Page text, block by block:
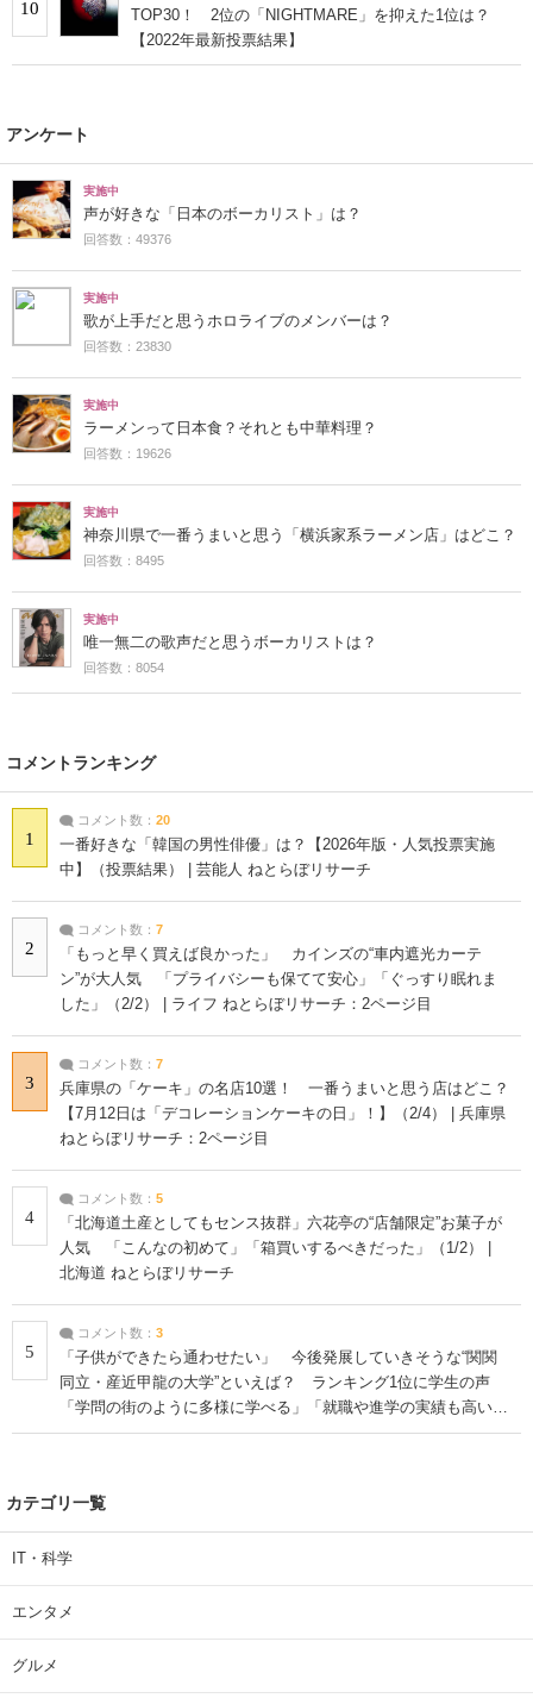
10
TOP30！ 2位の「NIGHTMARE」を抑えた1位は？
【2022年最新投票結果】
アンケート
実施中
声が好きな「日本のボーカリスト」は？
回答数：49376
実施中
歌が上手だと思うホロライブのメンバーは？
回答数：23830
実施中
ラーメンって日本食？それとも中華料理？
回答数：19626
実施中
神奈川県で一番うまいと思う「横浜家系ラーメン店」はどこ？
回答数：8495
実施中
唯一無二の歌声だと思うボーカリストは？
回答数：8054
コメントランキング
1
コメント数： 20
一番好きな「韓国の男性俳優」は？【2026年版・人気投票実施
中】（投票結果） | 芸能人 ねとらぼリサーチ
2
コメント数： 7
「もっと早く買えば良かった」 カインズの“車内遮光カーテ
ン”が大人気 「プライバシーも保てて安心」「ぐっすり眠れま
した」（2/2） | ライフ ねとらぼリサーチ：2ページ目
3
コメント数： 7
兵庫県の「ケーキ」の名店10選！ 一番うまいと思う店はどこ？
【7月12日は「デコレーションケーキの日」！】（2/4） | 兵庫県
ねとらぼリサーチ：2ページ目
4
コメント数： 5
「北海道土産としてもセンス抜群」六花亭の“店舗限定”お菓子が
人気 「こんなの初めて」「箱買いするべきだった」（1/2） |
北海道 ねとらぼリサーチ
5
コメント数： 3
「子供ができたら通わせたい」 今後発展していきそうな“関関
同立・産近甲龍の大学”といえば？ ランキング1位に学生の声
「学問の街のように多様に学べる」「就職や進学の実績も高い」
| 大学 ねとらぼリサーチ
カテゴリ一覧
IT・科学
エンタメ
グルメ